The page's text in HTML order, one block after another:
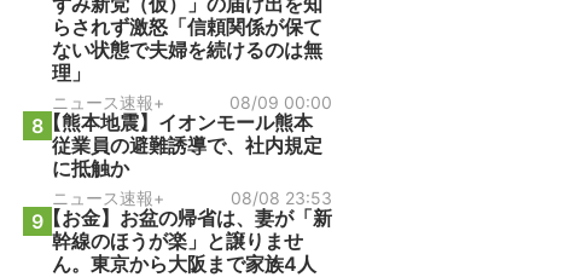
らされず激怒「信頼関係が保て
ない状態で夫婦を続けるのは無
理」
ニュース速報+ 08/09 00:00
8【熊本地震】イオンモール熊本
従業員の避難誘導で、社内規定
に抵触か
ニュース速報+ 08/08 23:53
9【お金】お盆の帰省は、妻が「新
幹線のほうが楽」と譲りませ
ん。東京から大阪まで家族4人